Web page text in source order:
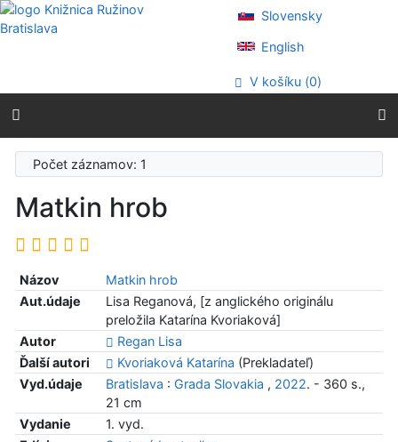
Prejsť na obsah
Prejsť na menu
Prehlásenie o webovej prístupnosti
Slovensky
English
V košíku (0)
Počet záznamov: 1
Matkin hrob
Názov
Matkin hrob
Aut.údaje
Lisa Reganová, [z anglického originálu
preložila Katarína Kvoriaková]
Autor
Regan Lisa
Ďalší autori
Kvoriaková Katarína (Prekladateľ)
Vyd.údaje
Bratislava : Grada Slovakia , 2022. - 360 s.,
21 cm
Vydanie
1. vyd.